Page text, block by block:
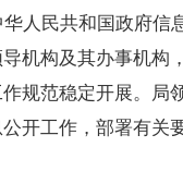
人民共和国政府信
机构及其办事机
规范稳定开展。
开工作，部署有